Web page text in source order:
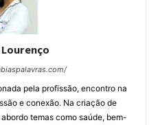
pela profissão, encontro na
e conexão. Na criação de
temas como saúde, bem-